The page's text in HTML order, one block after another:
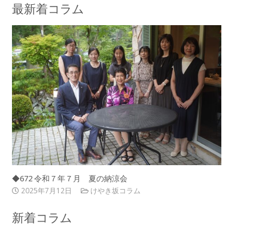
最新着コラム
◆672 令和７年７月 夏の納涼会
2025年7月12日 けやき坂コラム
新着コラム